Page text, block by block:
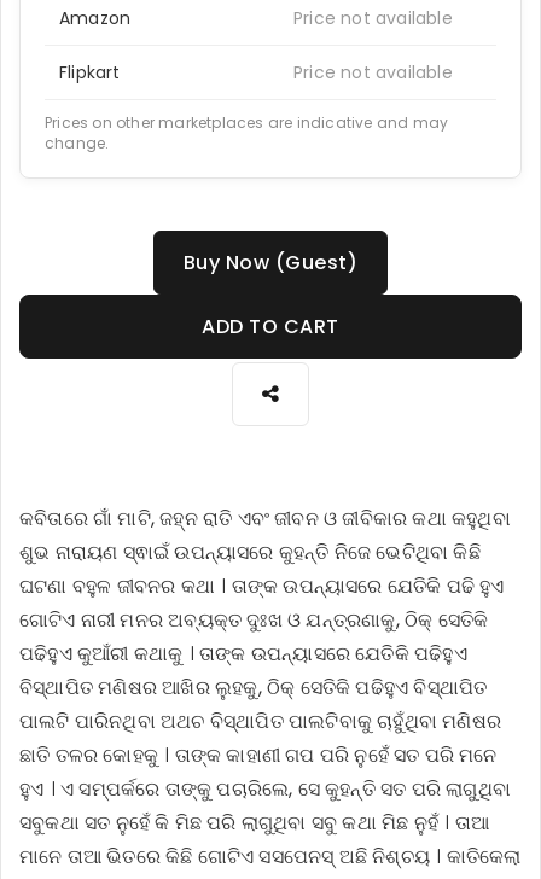
Amazon Price not available
Flipkart Price not available
Prices on other marketplaces are indicative and may
change.
Buy Now (Guest)
ADD TO CART
କବିତାରେ ଗାଁ ମାଟି, ଜହ୍ନ ରାତି ଏବଂ ଜୀବନ ଓ ଜୀବିକାର କଥା କହୁଥିବା
ଶୁଭ ନାରାୟଣ ସ୍ଵାଇଁ ଉପନ୍ୟାସରେ କୁହନ୍ତି ନିଜେ ଭେଟିଥିବା କିଛି
ଘଟଣା ବହୁଳ ଜୀବନର କଥା । ତାଙ୍କ ଉପନ୍ୟାସରେ ଯେତିକି ପଢି ହୁଏ
ଗୋଟିଏ ନାରୀ ମନର ଅବ୍ୟକ୍ତ ଦୁଃଖ ଓ ଯନ୍ତ୍ରଣାକୁ, ଠିକ୍ ସେତିକି
ପଢିହୁଏ କୁଆଁରୀ କଥାକୁ । ତାଙ୍କ ଉପନ୍ୟାସରେ ଯେତିକି ପଢିହୁଏ
ବିସ୍ଥାପିତ ମଣିଷର ଆଖିର ଲୁହକୁ, ଠିକ୍ ସେତିକି ପଢିହୁଏ ବିସ୍ଥାପିତ
ପାଲଟି ପାରିନଥିବା ଅଥଚ ବିସ୍ଥାପିତ ପାଲଟିବାକୁ ଚାହୁଁଥିବା ମଣିଷର
ଛାତି ତଳର କୋହକୁ । ତାଙ୍କ କାହାଣୀ ଗପ ପରି ନୁହେଁ ସତ ପରି ମନେ
ହୁଏ । ଏ ସମ୍ପର୍କରେ ତାଙ୍କୁ ପଚାରିଲେ, ସେ କୁହନ୍ତି ସତ ପରି ଲାଗୁଥିବା
ସବୁକଥା ସତ ନୁହେଁ କି ମିଛ ପରି ଲାଗୁଥିବା ସବୁ କଥା ମିଛ ନୁହଁ । ତାଆ
ମାନେ ତାଆ ଭିତରେ କିଛି ଗୋଟିଏ ସସପେନସ୍ ଅଛି ନିଶ୍ଚୟ । କାତିକେଲା